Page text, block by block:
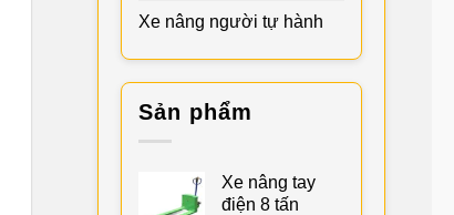
Xe nâng người tự hành
Sản phẩm
Xe nâng tay
điện 8 tấn